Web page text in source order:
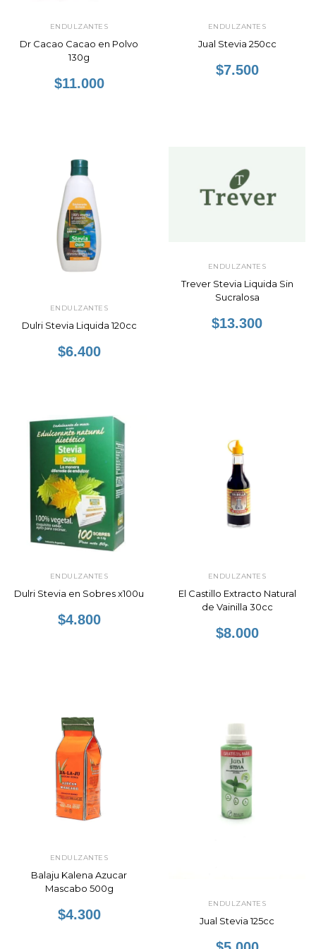
ENDULZANTES
Dr Cacao Cacao en Polvo
130g
$11.000
ENDULZANTES
Jual Stevia 250cc
$7.500
ENDULZANTES
Dulri Stevia Liquida 120cc
$6.400
ENDULZANTES
Trever Stevia Liquida Sin
Sucralosa
$13.300
ENDULZANTES
Dulri Stevia en Sobres x100u
$4.800
ENDULZANTES
El Castillo Extracto Natural
de Vainilla 30cc
$8.000
ENDULZANTES
Balaju Kalena Azucar
Mascabo 500g
$4.300
ENDULZANTES
Jual Stevia 125cc